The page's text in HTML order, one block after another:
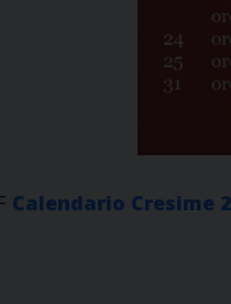
Calendario Cresime